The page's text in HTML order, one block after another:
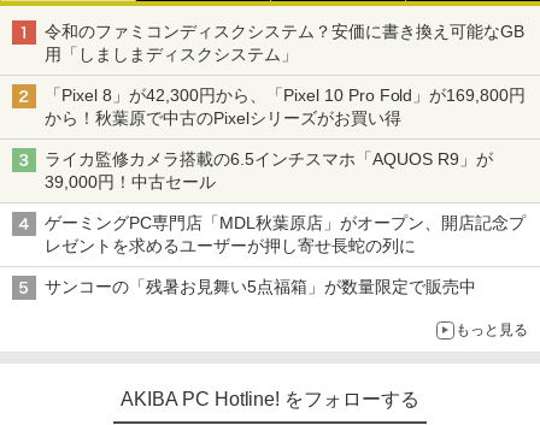
令和のファミコンディスクシステム？安価に書き換え可能なGB
用「しましまディスクシステム」
「Pixel 8」が42,300円から、「Pixel 10 Pro Fold」が169,800円
から！秋葉原で中古のPixelシリーズがお買い得
ライカ監修カメラ搭載の6.5インチスマホ「AQUOS R9」が
39,000円！中古セール
ゲーミングPC専門店「MDL秋葉原店」がオープン、開店記念プ
レゼントを求めるユーザーが押し寄せ長蛇の列に
サンコーの「残暑お見舞い5点福箱」が数量限定で販売中
もっと見る
AKIBA PC Hotline! をフォローする